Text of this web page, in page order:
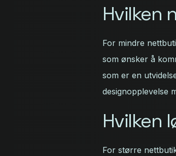
Hvilken
For mindre
som ønsker å
som er en
designopplevelse
Hvilken
For større